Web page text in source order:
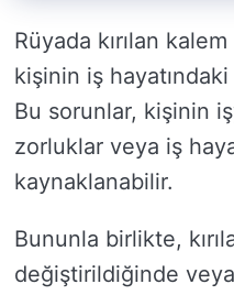
Rüyada kırılan
kişinin iş
Bu sorunlar, kişinin
zorluklar veya iş
kaynaklanabilir.
Bununla birlikte,
değiştirildiğinde